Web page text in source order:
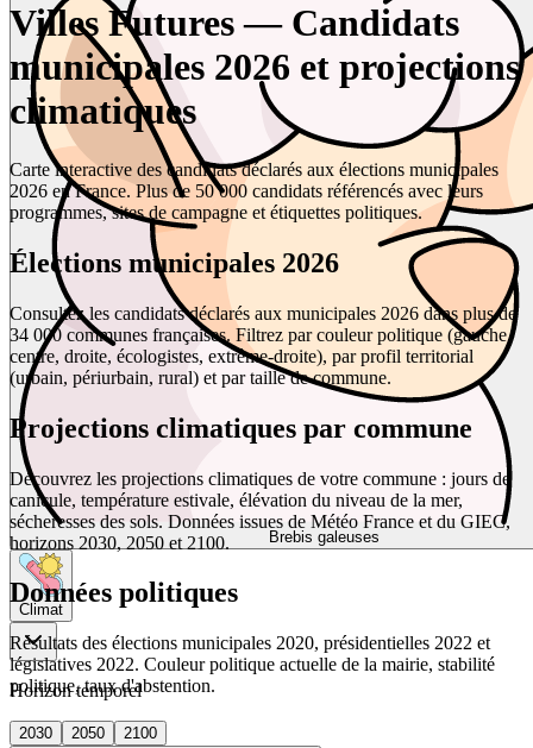
Brebis galeuses
Climat
Horizon temporel
2030 2050
2100
Villes Futures — Candidats
municipales 2026 et projections
climatiques
Carte interactive des candidats déclarés aux élections municipales
2026 en France. Plus de 50 000 candidats référencés avec leurs
programmes, sites de campagne et étiquettes politiques.
Élections municipales 2026
Consultez les candidats déclarés aux municipales 2026 dans plus de
34 000 communes françaises. Filtrez par couleur politique (gauche,
centre, droite, écologistes, extrême-droite), par profil territorial
(urbain, périurbain, rural) et par taille de commune.
Projections climatiques par commune
Découvrez les projections climatiques de votre commune : jours de
canicule, température estivale, élévation du niveau de la mer,
sécheresses des sols. Données issues de Météo France et du GIEC,
horizons 2030, 2050 et 2100.
Données politiques
Résultats des élections municipales 2020, présidentielles 2022 et
législatives 2022. Couleur politique actuelle de la mairie, stabilité
politique, taux d'abstention.